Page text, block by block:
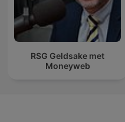
RSG Geldsake met
Moneyweb